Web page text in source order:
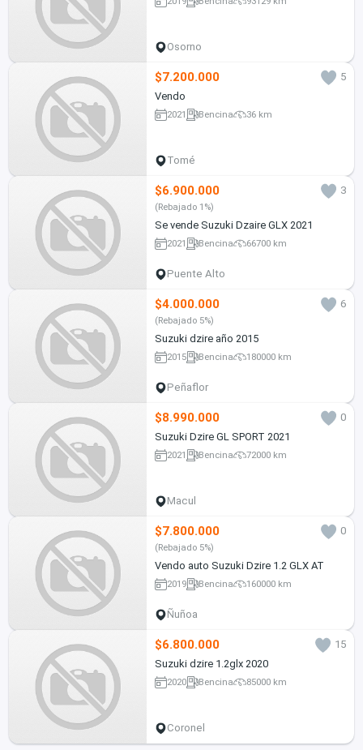
Osorno
$7.200.000
5
Vendo
2021 Bencina 36 km
Tomé
$6.900.000 3
(Rebajado 1%)
Se vende Suzuki Dzaire GLX 2021
2021 Bencina 66700 km
Puente Alto
$4.000.000 6
(Rebajado 5%)
Suzuki dzire año 2015
2015 Bencina 180000 km
Peñaflor
$8.990.000
0
Suzuki Dzire GL SPORT 2021
2021 Bencina 72000 km
Macul
$7.800.000 0
(Rebajado 5%)
Vendo auto Suzuki Dzire 1.2 GLX AT
2019 Bencina 160000 km
Ñuñoa
$6.800.000
15
Suzuki dzire 1.2glx 2020
2020 Bencina 85000 km
Coronel